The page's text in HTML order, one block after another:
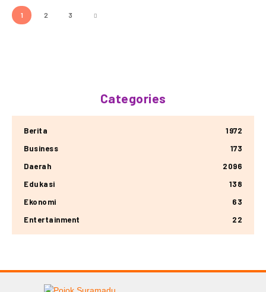
1 2 3
Categories
Berita
1972
Business
173
Daerah
2096
Edukasi
138
Ekonomi
63
Entertainment
22